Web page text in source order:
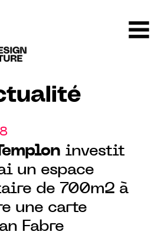
investit
un espace
de 700m2 à
une carte
Fabre